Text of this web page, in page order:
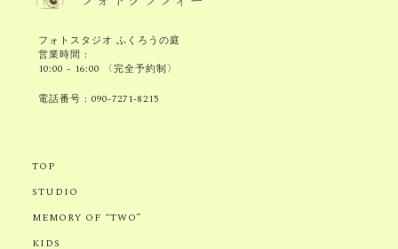
フォトスタジオ ふくろうの庭
営業時間 :
10:00 - 16:00 〈完全予約制〉
電話番号 :090-7271-8215
TOP
STUDIO
MEMORY OF “TWO”
KIDS